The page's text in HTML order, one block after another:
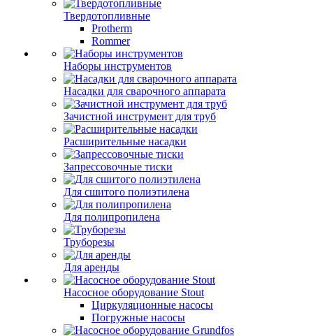
Твердотопливные
Protherm
Rommer
Наборы инструментов
Насадки для сварочного аппарата
Зачистной инструмент для труб
Расширительные насадки
Запрессовочные тиски
Для сшитого полиэтилена
Для полипропилена
Труборезы
Для аренды
Насосное оборудование Stout
Циркуляционные насосы
Погружные насосы